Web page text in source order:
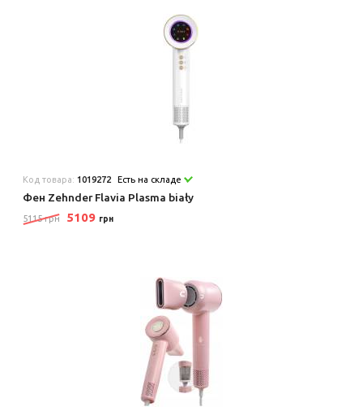
Код товара: 1019272 Есть на складе
Фен Zehnder Flavia Plasma biały
5115 грн 5109 грн